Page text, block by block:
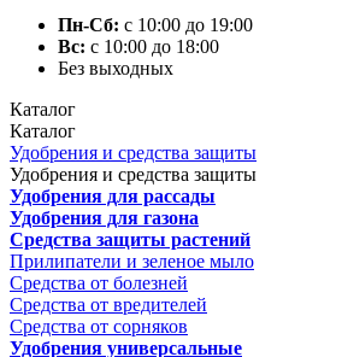
Пн-Сб: с 10:00 до 19:00
Вс: с 10:00 до 18:00
Без выходных
Каталог
Каталог
Удобрения и средства защиты
Удобрения и средства защиты
Удобрения для рассады
Удобрения для газона
Средства защиты растений
Прилипатели и зеленое мыло
Средства от болезней
Средства от вредителей
Средства от сорняков
Удобрения универсальные